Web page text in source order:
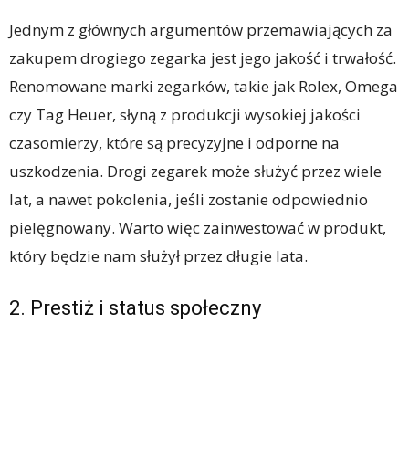
Jednym z głównych argumentów przemawiających za
zakupem drogiego zegarka jest jego jakość i trwałość.
Renomowane marki zegarków, takie jak Rolex, Omega
czy Tag Heuer, słyną z produkcji wysokiej jakości
czasomierzy, które są precyzyjne i odporne na
uszkodzenia. Drogi zegarek może służyć przez wiele
lat, a nawet pokolenia, jeśli zostanie odpowiednio
pielęgnowany. Warto więc zainwestować w produkt,
który będzie nam służył przez długie lata.
2. Prestiż i status społeczny